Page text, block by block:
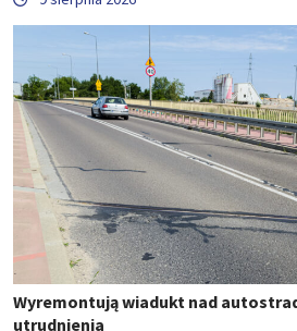
Wyremontują wiadukt nad
utrudnienia